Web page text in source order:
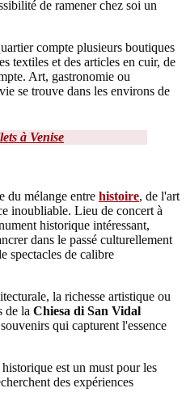
de ramener chez soi un
compte plusieurs boutiques
textiles et des articles en cuir, de
Art, gastronomie ou
se trouve dans les environs de
à Venise
du mélange entre histoire, de l'art
inoubliable. Lieu de concert à
historique intéressant,
dans le passé culturellement
spectacles de calibre
la richesse artistique ou
de la Chiesa di San Vidal
qui capturent l'essence
est un must pour les
des expériences